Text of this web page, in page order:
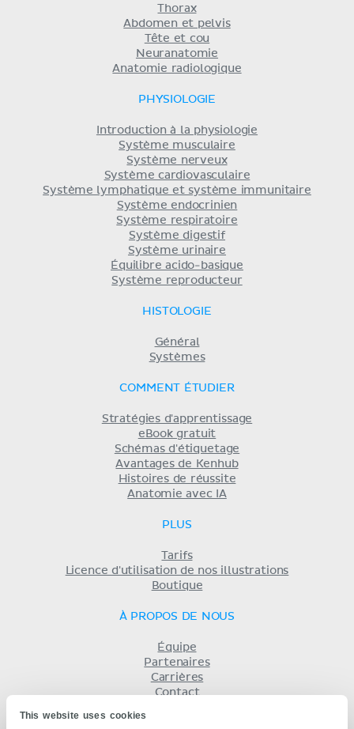
This website uses cookies
Thorax
Abdomen et pelvis
Tête et cou
Neuranatomie
Anatomie radiologique
PHYSIOLOGIE
Introduction à la physiologie
Système musculaire
Système nerveux
Système cardiovasculaire
Système lymphatique et système immunitaire
Système endocrinien
Système respiratoire
Système digestif
Système urinaire
Équilibre acido-basique
Système reproducteur
HISTOLOGIE
Général
Systèmes
COMMENT ÉTUDIER
Stratégies d'apprentissage
eBook gratuit
Schémas d'étiquetage
Avantages de Kenhub
Histoires de réussite
Anatomie avec IA
PLUS
Tarifs
Licence d'utilisation de nos illustrations
Boutique
À PROPOS DE NOUS
Équipe
Partenaires
Carrières
Contact